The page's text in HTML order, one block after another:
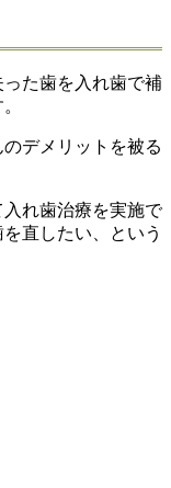
た歯を入れ歯で補
デメリットを被る
れ歯治療を実施で
直したい、という